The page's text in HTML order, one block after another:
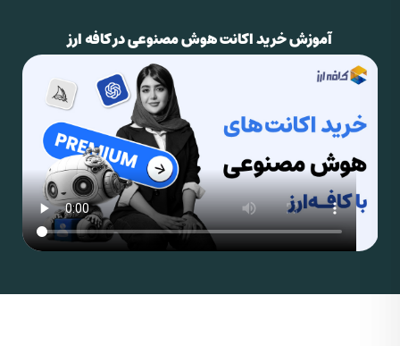
آموزش خرید اکانت هوش مصنوعی در کافه ارز